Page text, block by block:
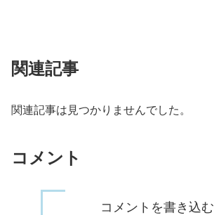
関連記事
関連記事は見つかりませんでした。
コメント
コメントを書き込む